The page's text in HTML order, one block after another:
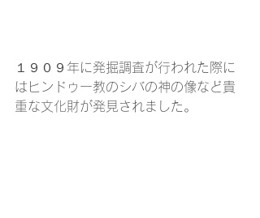
１９０９年に発掘調査が行われた際に
はヒンドゥー教のシバの神の像など貴
重な文化財が発見されました。